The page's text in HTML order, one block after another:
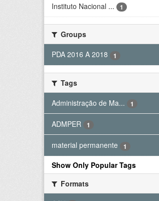
Instituto Nacional ...
1
Groups
PDA 2016 A 2018
1
Tags
Administração de Ma...
1
ADMPER 1
material permanente 1
Show Only Popular Tags
Formats